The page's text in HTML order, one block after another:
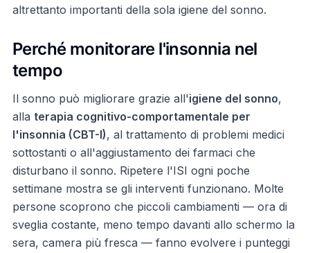
altrettanto importanti della sola igiene del sonno.
Perché monitorare l'insonnia nel
tempo
Il sonno può migliorare grazie all'igiene del sonno,
alla terapia cognitivo-comportamentale per
l'insonnia (CBT-I), al trattamento di problemi medici
sottostanti o all'aggiustamento dei farmaci che
disturbano il sonno. Ripetere l'ISI ogni poche
settimane mostra se gli interventi funzionano. Molte
persone scoprono che piccoli cambiamenti — ora di
sveglia costante, meno tempo davanti allo schermo la
sera, camera più fresca — fanno evolvere i punteggi